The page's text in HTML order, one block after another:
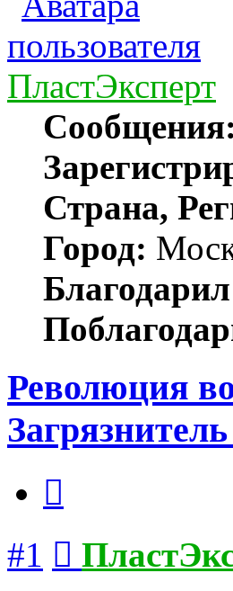
ПластЭксперт
Сообщения:
Страна,
Город:
Революция
#1